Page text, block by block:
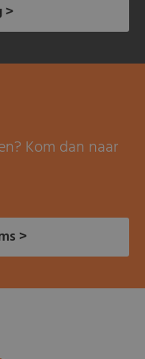
>
Kom dan naar
>